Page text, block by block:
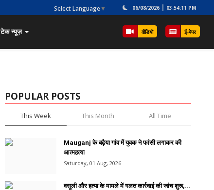
Select Language▼ 06/08/2026 03:54:11 PM
टेक न्यूज़ वीडियो ई-पेपर
POPULAR POSTS
This Week This Month All Time
Mauganj के बढ़ैया गांव में युवक ने फांसी लगाकर की
आत्महत्या
Saturday, 01 Aug, 2026
वसूली और हत्या के मामले में गलत कार्रवाई की जांच शुरू,...